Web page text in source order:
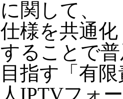
に関して、
仕様を共通化
することで
目指す「有
人IPTVフォ